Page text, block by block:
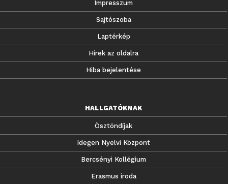
Impresszum
Sajtószoba
Laptérkép
Hírek az oldalra
Hiba bejelentése
HALLGATÓKNAK
Ösztöndíjak
Idegen Nyelvi Központ
Bercsényi Kollégium
Erasmus iroda